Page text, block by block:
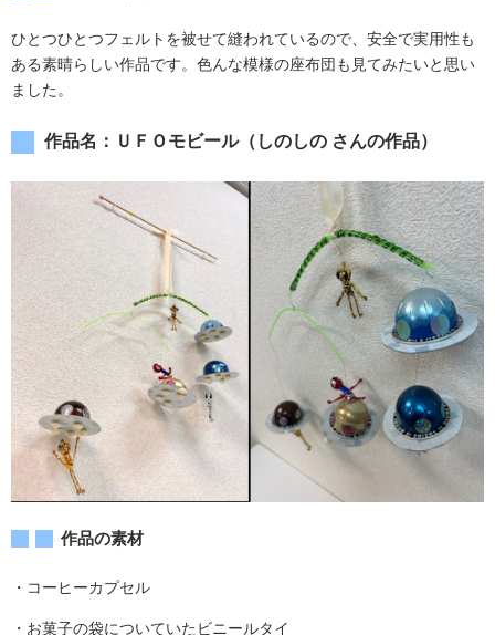
ひとつひとつフェルトを被せて縫われているので、安全で実用性も
ある素晴らしい作品です。色んな模様の座布団も見てみたいと思い
ました。
作品名：ＵＦＯモビール（しのしの さんの作品）
作品の素材
・コーヒーカプセル
・お菓子の袋についていたビニールタイ